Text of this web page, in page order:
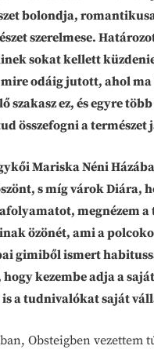
bolondja,
szerelmese.
sokat kellett
odáig jutott, ahol ma
szakasz ez, és egyre
összefogni a természet
Mariska Néni
s míg várok Diára,
megnézem a
özönét, ami a
gimiből ismert
kezembe adja a
is a tudnivalókat saját
Obsteigben vezettem